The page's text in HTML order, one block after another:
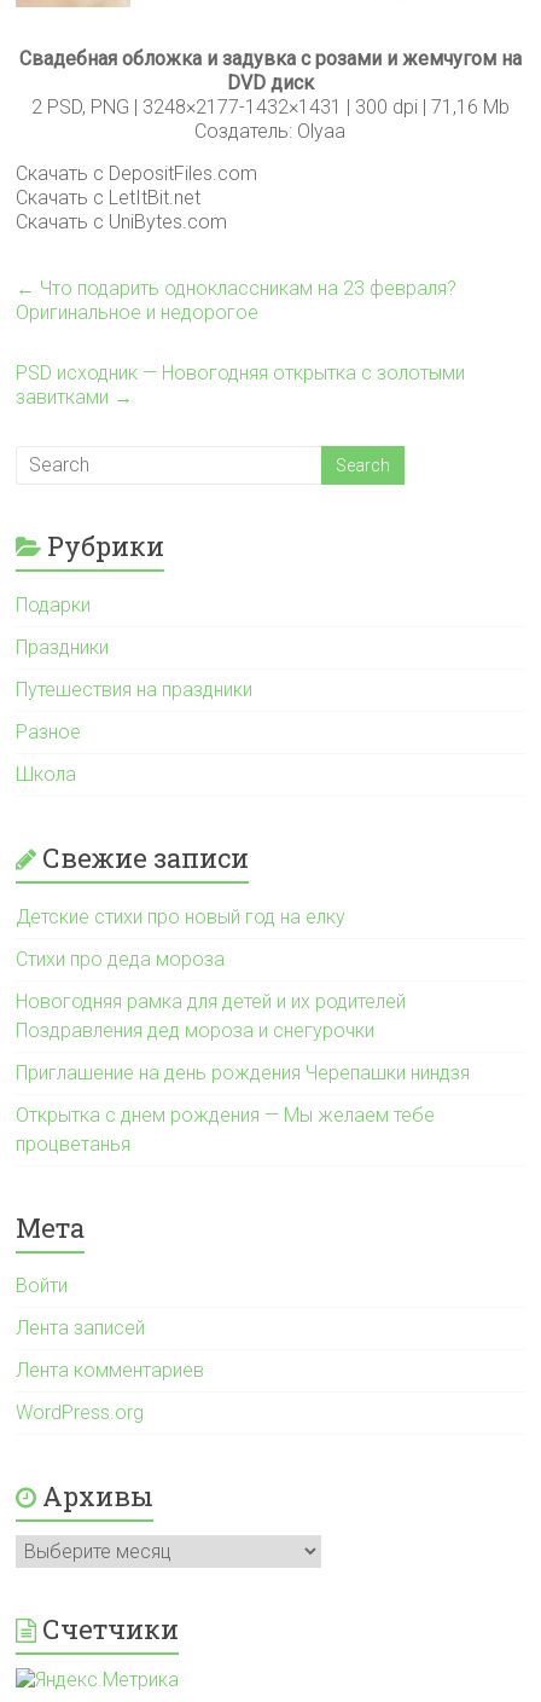
Свадебная обложка и задувка с розами и жемчугом на
DVD диск
2 PSD, PNG | 3248×2177-1432×1431 | 300 dpi | 71,16 Mb
Создатель: Olyaa
Скачать с DepositFiles.com
Скачать с LetItBit.net
Скачать с UniBytes.com
← Что подарить одноклассникам на 23 февраля?
Оригинальное и недорогое
PSD исходник — Новогодняя открытка с золотыми
завитками →
Рубрики
Подарки
Праздники
Путешествия на праздники
Разное
Школа
Свежие записи
Детские стихи про новый год на елку
Стихи про деда мороза
Новогодняя рамка для детей и их родителей
Поздравления дед мороза и снегурочки
Приглашение на день рождения Черепашки ниндзя
Открытка с днем рождения — Мы желаем тебе
процветанья
Мета
Войти
Лента записей
Лента комментариев
WordPress.org
Архивы
Архивы
Счетчики